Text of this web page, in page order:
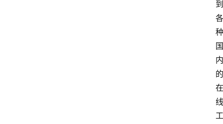
到
各
种
国
内
的
在
线
工